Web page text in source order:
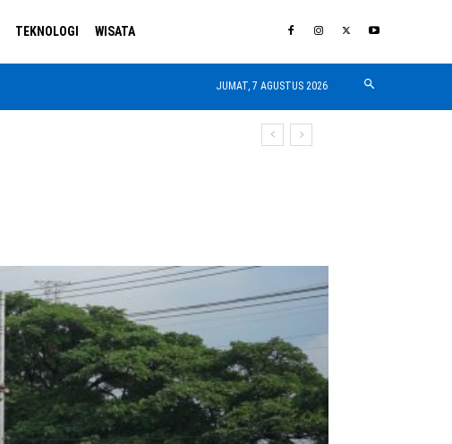
TEKNOLOGI WISATA
JUMAT, 7 AGUSTUS 2026